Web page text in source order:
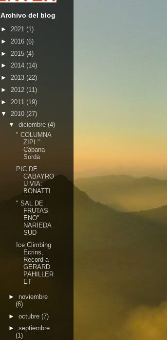
Archivo del blog
► 2021 (1)
► 2016 (6)
► 2015 (4)
► 2014 (14)
► 2013 (22)
► 2012 (11)
► 2011 (19)
▼ 2010 (27)
▼ diciembre (4)
" COLUMNA
ZIPI "
Cabana
Sorda
PIC DE
CABAYRO
U VIA:
BONATTI
" SAL DE
FRUTAS
ENO"
NARIEDA
SUD
Ice Climbing
Ecrins,
Record a
GERARD
PAHILLER
ET
► noviembre
(6)
► octubre (7)
► septiembre
(1)